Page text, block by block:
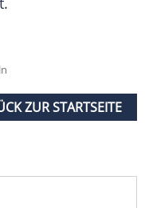
ZUR STARTSEITE